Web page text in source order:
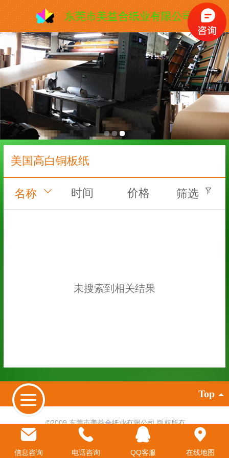
东莞市美益合纸业有限公司
美国高白铜板纸
名称 时间 价格 筛选
未搜索到相关结果
Top
©2009 东莞市美益合纸业有限公司 版权所有
牛皮纸厂家
牛卡纸
白牛皮纸
进口牛皮纸,食品级牛卡纸,淋膜牛皮纸
信息咨询 电话咨询 QQ客服 在线地图